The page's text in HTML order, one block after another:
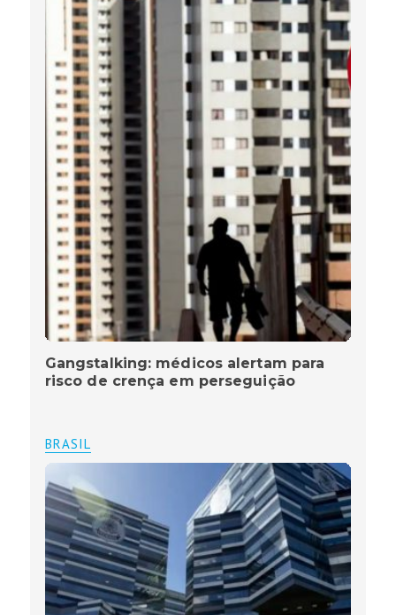
Gangstalking: médicos alertam para
risco de crença em perseguição
BRASIL